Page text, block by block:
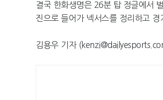
결국 한화생명은 26분 탑 정글에서
진으로 들어가 넥서스를 정리하고 경
김용우 기자